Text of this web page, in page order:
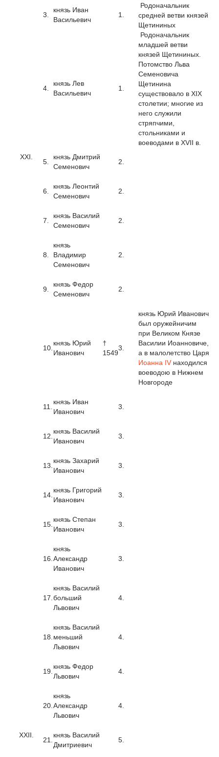
3.
князь Иван
Васильевич
1.
Родоначальник
средней ветви князей
Щетининых
4.
князь Лев
Васильевич
1.
Родоначальник
младшей ветви
князей Щетининых.
Потомство Льва
Семеновича
Щетинина
существовало в XIX
столетии; многие из
него служили
стряпчими,
стольниками и
воеводами в XVII в.
XXI.
5.
князь Дмитрий
Семенович
2.
6.
князь Леонтий
Семенович
2.
7.
князь Василий
Семенович
2.
8.
князь
Владимир
Семенович
2.
9.
князь Федор
Семенович
2.
10.
князь Юрий
Иванович
†
1549
3.
князь Юрий Иванович
был оружейничим
при Великом Князе
Василии Иоанновиче,
а в малолетство Царя
Иоанна IV находился
воеводою в Нижнем
Новгороде
11.
князь Иван
Иванович
3.
12.
князь Василий
Иванович
3.
13.
князь Захарий
Иванович
3.
14.
князь Григорий
Иванович
3.
15.
князь Степан
Иванович
3.
16.
князь
Александр
Иванович
3.
17.
князь Василий
больший
Львович
4.
18.
князь Василий
меньший
Львович
4.
19.
князь Федор
Львович
4.
20.
князь
Александр
Львович
4.
XXII.
21.
князь Василий
Дмитриевич
5.